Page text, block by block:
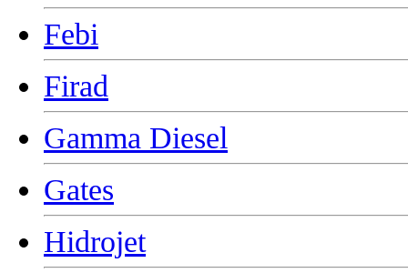
Febi
Firad
Gamma Diesel
Gates
Hidrojet